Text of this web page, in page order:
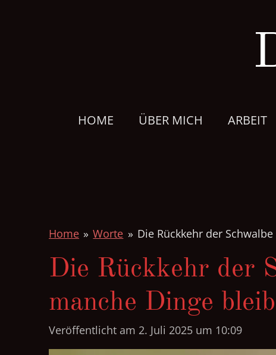
HOME ÜBER MICH ARBEIT
Home » Worte » Die Rückkehr der
Die Rückkehr der
manche Dinge
Veröffentlicht am 2. Juli 2025 um 10:09